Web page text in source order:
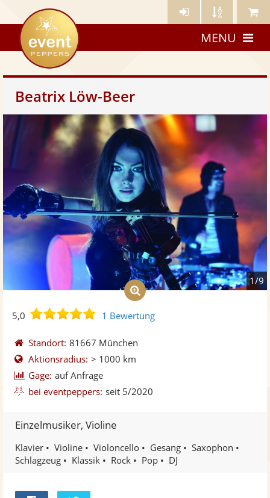
Künstler- Künstler Meine
eventpeppers
MENU
Beatrix Löw-Beer
1/9
5,0
5,0
5
Sternen
1 Bewertung
Standort: 81667 München
Aktionsradius: > 1000 km
Gage: auf Anfrage
bei eventpeppers: seit 5/2020
Einzelmusiker, Violine
Klavier Violine Violoncello Gesang
Saxophon
Schlagzeug
Klassik Rock Pop DJ